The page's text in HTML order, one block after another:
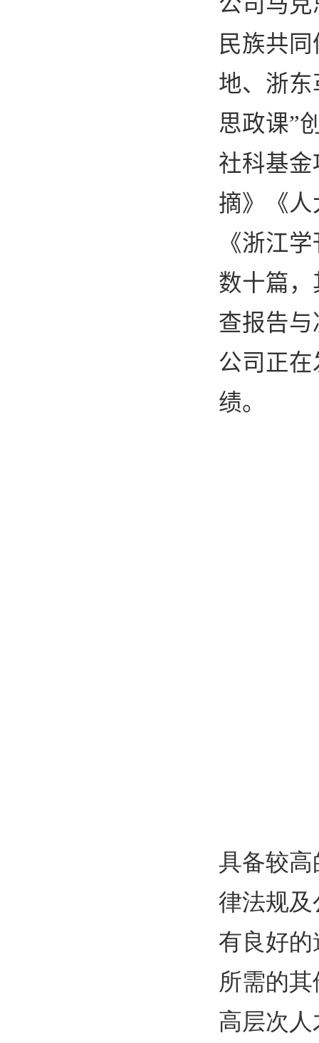
民族共
地、浙
思政课”
社科基金
摘》《
《浙江
数十篇
查报告
公司正
绩。
具备较
律法规
有良好
所需的
高层次